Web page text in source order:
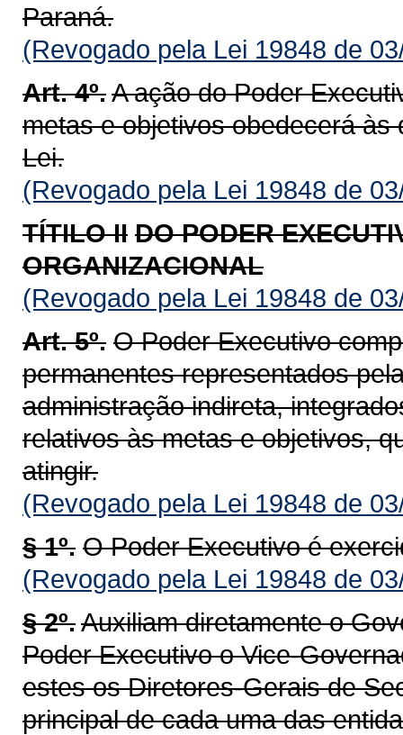
Paraná.
(Revogado pela Lei 19848 de
Art. 4º.A ação do Poder
metas e objetivos obedecerá
Lei.
(Revogado pela Lei 19848 de
TÍTILO II DO PODER
ORGANIZACIONAL
(Revogado pela Lei 19848 de
Art. 5º. O Poder Executivo
permanentes representados
administração indireta,
relativos às metas e objetivos,
atingir.
(Revogado pela Lei 19848 de
§ 1º. O Poder Executivo é
(Revogado pela Lei 19848 de
§ 2º.Auxiliam diretamente o
Poder Executivo o Vice-
estes os Diretores-Gerais de
principal de cada uma das